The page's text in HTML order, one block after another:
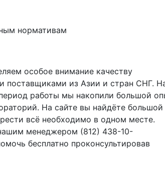
нормативам
особое внимание качеству
поставщиками из Азии и стран СНГ.
работы мы накопили большой
На сайте вы найдёте большой
всё необходимо в одном месте.
менеджером (812) 438-10-
бесплатно проконсультировав